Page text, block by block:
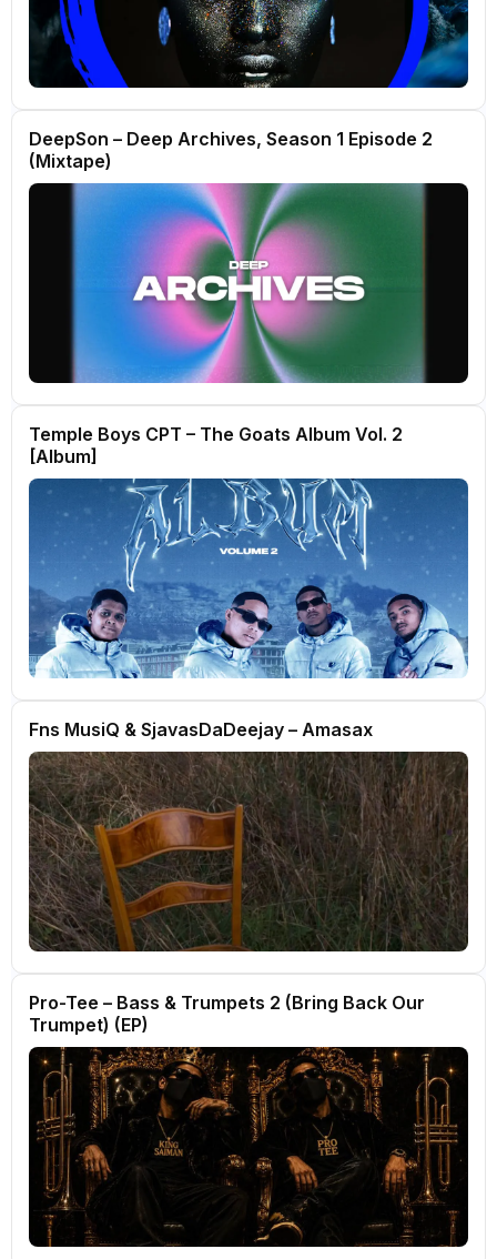
DeepSon – Deep Archives, Season 1 Episode 2
(Mixtape)
Temple Boys CPT – The Goats Album Vol. 2
[Album]
Fns MusiQ & SjavasDaDeejay – Amasax
Pro-Tee – Bass & Trumpets 2 (Bring Back Our
Trumpet) (EP)